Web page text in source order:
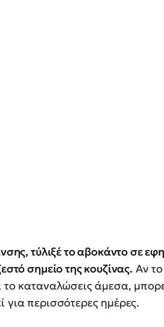
τύλιξέ το αβοκάντο σε
σημείο της κουζίνας. Αν το
καταναλώσεις άμεσα,
για περισσότερες ημέρες.